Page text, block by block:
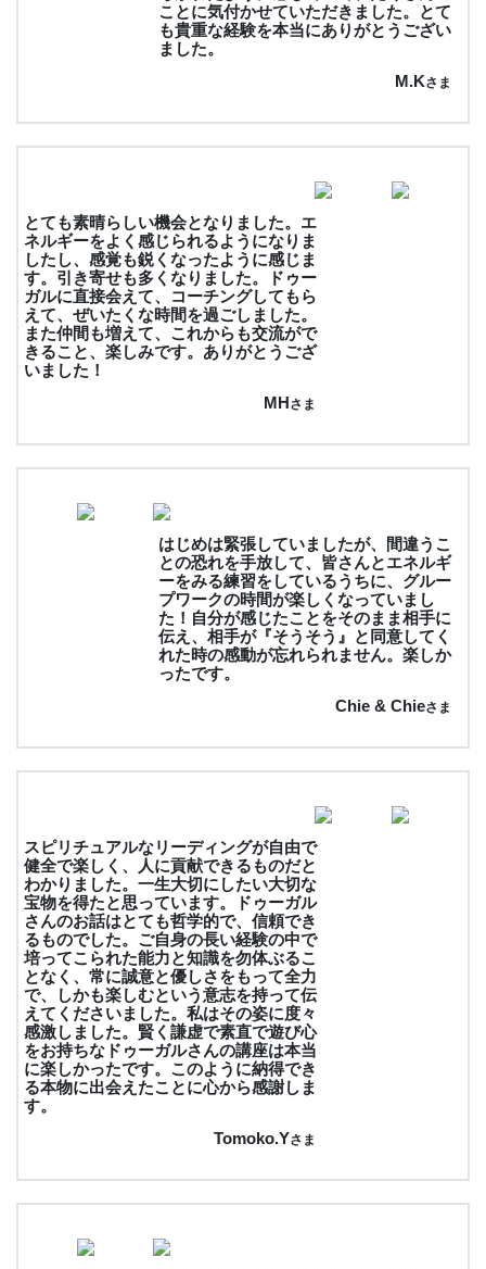
ことに気付かせていただきました。とて
も貴重な経験を本当にありがとうござい
ました。
M.Kさま
とても素晴らしい機会となりました。エ
ネルギーをよく感じられるようになりま
したし、感覚も鋭くなったように感じま
す。引き寄せも多くなりました。ドゥー
ガルに直接会えて、コーチングしてもら
えて、ぜいたくな時間を過ごしました。
また仲間も増えて、これからも交流がで
きること、楽しみです。ありがとうござ
いました！
MHさま
はじめは緊張していましたが、間違うこ
との恐れを手放して、皆さんとエネルギ
ーをみる練習をしているうちに、グルー
プワークの時間が楽しくなっていまし
た！自分が感じたことをそのまま相手に
伝え、相手が『そうそう』と同意してく
れた時の感動が忘れられません。楽しか
ったです。
Chie & Chieさま
スピリチュアルなリーディングが自由で
健全で楽しく、人に貢献できるものだと
わかりました。一生大切にしたい大切な
宝物を得たと思っています。ドゥーガル
さんのお話はとても哲学的で、信頼でき
るものでした。ご自身の長い経験の中で
培ってこられた能力と知識を勿体ぶるこ
となく、常に誠意と優しさをもって全力
で、しかも楽しむという意志を持って伝
えてくださいました。私はその姿に度々
感激しました。賢く謙虚で素直で遊び心
をお持ちなドゥーガルさんの講座は本当
に楽しかったです。このように納得でき
る本物に出会えたことに心から感謝しま
す。
Tomoko.Yさま